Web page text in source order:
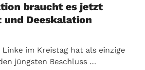
braucht es jetzt
Deeskalation
Linke im Kreistag hat als einzige
jüngsten Beschluss …